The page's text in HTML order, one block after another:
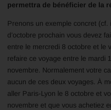
permettra de bénéficier de la
Prenons un exemple concret
d’octobre prochain vous devez
entre le mercredi 8 octobre et le
refaire ce voyage entre le mardi
novembre. Normalement votre
aucun de ces deux voyages. À
aller Paris-Lyon le 8 octobre et
novembre et que vous achetiez